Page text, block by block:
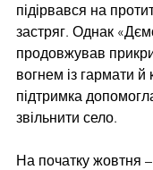
підірвався на
застряг. Однак
продовжував
вогнем із гармати й
підтримка
звільнити село.
На початку жовтня